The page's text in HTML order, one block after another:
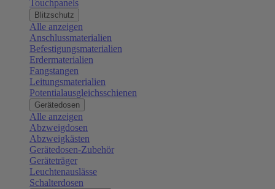
Touchpanels
Blitzschutz
Alle anzeigen
Anschlussmaterialien
Befestigungsmaterialien
Erdermaterialien
Fangstangen
Leitungsmaterialien
Potentialausgleichsschienen
Gerätedosen
Alle anzeigen
Abzweigdosen
Abzweigkästen
Gerätedosen-Zubehör
Geräteträger
Leuchtenauslässe
Schalterdosen